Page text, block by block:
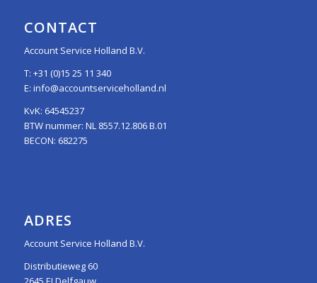
CONTACT
Account Service Holland B.V.
T: +31 (0)15 25 11 340
E: info@accountserviceholland.nl
KvK: 64545237
BTW nummer: NL 8557.12.806 B.01
BECON: 682275
ADRES
Account Service Holland B.V.
Distributieweg 60